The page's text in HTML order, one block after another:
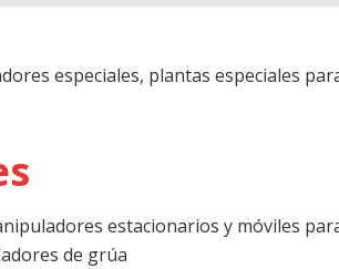
especiales, plantas especiales
estacionarios y móviles
de grúa